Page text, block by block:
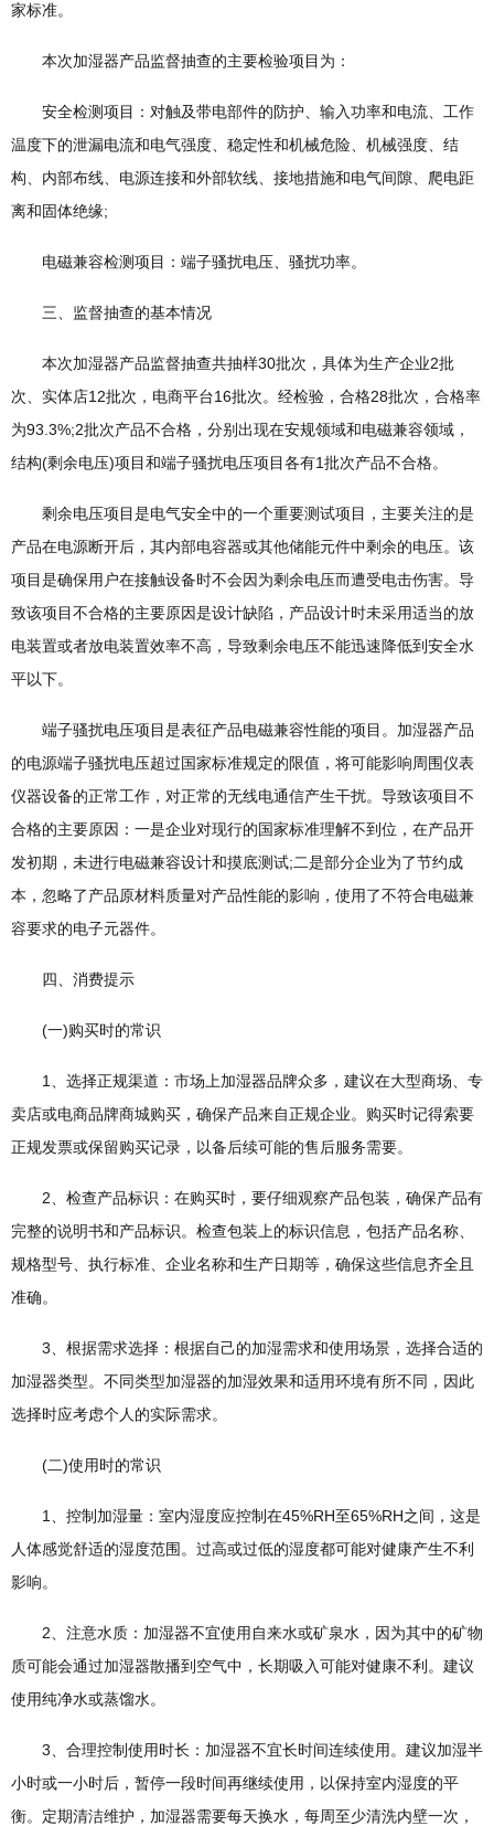
家标准。
本次加湿器产品监督抽查的主要检验项目为：
安全检测项目：对触及带电部件的防护、输入功率和电流、工作
温度下的泄漏电流和电气强度、稳定性和机械危险、机械强度、结
构、内部布线、电源连接和外部软线、接地措施和电气间隙、爬电距
离和固体绝缘;
电磁兼容检测项目：端子骚扰电压、骚扰功率。
三、监督抽查的基本情况
本次加湿器产品监督抽查共抽样30批次，具体为生产企业2批
次、实体店12批次，电商平台16批次。经检验，合格28批次，合格率
为93.3%;2批次产品不合格，分别出现在安规领域和电磁兼容领域，
结构(剩余电压)项目和端子骚扰电压项目各有1批次产品不合格。
剩余电压项目是电气安全中的一个重要测试项目，主要关注的是
产品在电源断开后，其内部电容器或其他储能元件中剩余的电压。该
项目是确保用户在接触设备时不会因为剩余电压而遭受电击伤害。导
致该项目不合格的主要原因是设计缺陷，产品设计时未采用适当的放
电装置或者放电装置效率不高，导致剩余电压不能迅速降低到安全水
平以下。
端子骚扰电压项目是表征产品电磁兼容性能的项目。加湿器产品
的电源端子骚扰电压超过国家标准规定的限值，将可能影响周围仪表
仪器设备的正常工作，对正常的无线电通信产生干扰。导致该项目不
合格的主要原因：一是企业对现行的国家标准理解不到位，在产品开
发初期，未进行电磁兼容设计和摸底测试;二是部分企业为了节约成
本，忽略了产品原材料质量对产品性能的影响，使用了不符合电磁兼
容要求的电子元器件。
四、消费提示
(一)购买时的常识
1、选择正规渠道：市场上加湿器品牌众多，建议在大型商场、专
卖店或电商品牌商城购买，确保产品来自正规企业。购买时记得索要
正规发票或保留购买记录，以备后续可能的售后服务需要。
2、检查产品标识：在购买时，要仔细观察产品包装，确保产品有
完整的说明书和产品标识。检查包装上的标识信息，包括产品名称、
规格型号、执行标准、企业名称和生产日期等，确保这些信息齐全且
准确。
3、根据需求选择：根据自己的加湿需求和使用场景，选择合适的
加湿器类型。不同类型加湿器的加湿效果和适用环境有所不同，因此
选择时应考虑个人的实际需求。
(二)使用时的常识
1、控制加湿量：室内湿度应控制在45%RH至65%RH之间，这是
人体感觉舒适的湿度范围。过高或过低的湿度都可能对健康产生不利
影响。
2、注意水质：加湿器不宜使用自来水或矿泉水，因为其中的矿物
质可能会通过加湿器散播到空气中，长期吸入可能对健康不利。建议
使用纯净水或蒸馏水。
3、合理控制使用时长：加湿器不宜长时间连续使用。建议加湿半
小时或一小时后，暂停一段时间再继续使用，以保持室内湿度的平
衡。定期清洁维护，加湿器需要每天换水，每周至少清洗内壁一次，